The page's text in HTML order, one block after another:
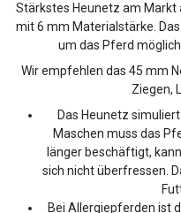
Stärkstes Heunetz am Markt
mit 6 mm Materialstärke.
um das Pferd
Wir empfehlen das 45 mm
Ziegen,
Das Heunetz
Maschen muss das
länger beschäftigt,
sich nicht überfressen.
Bei Allergiepferden ist